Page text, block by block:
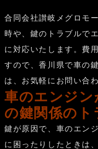
合同会社讃岐メグロモ
時や、鍵のトラブルで
に対応いたします。費
すので、香川県で車の
は、お気軽にお問い合
車のエンジ
の鍵関係のト
鍵が原因で、車のエン
に困ったりしたときは